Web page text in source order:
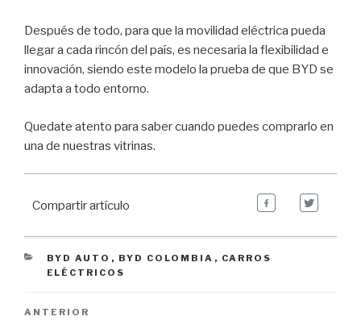
Después de todo, para que la movilidad eléctrica pueda
llegar a cada rincón del país, es necesaria la flexibilidad e
innovación, siendo este modelo la prueba de que BYD se
adapta a todo entorno.
Quedate atento para saber cuando puedes comprarlo en
una de nuestras vitrinas.
Compartir artículo
CATEGORIES
BYD AUTO , BYD COLOMBIA , CARROS
ELÉCTRICOS
Navegación de entradas
Previous
ANTERIOR